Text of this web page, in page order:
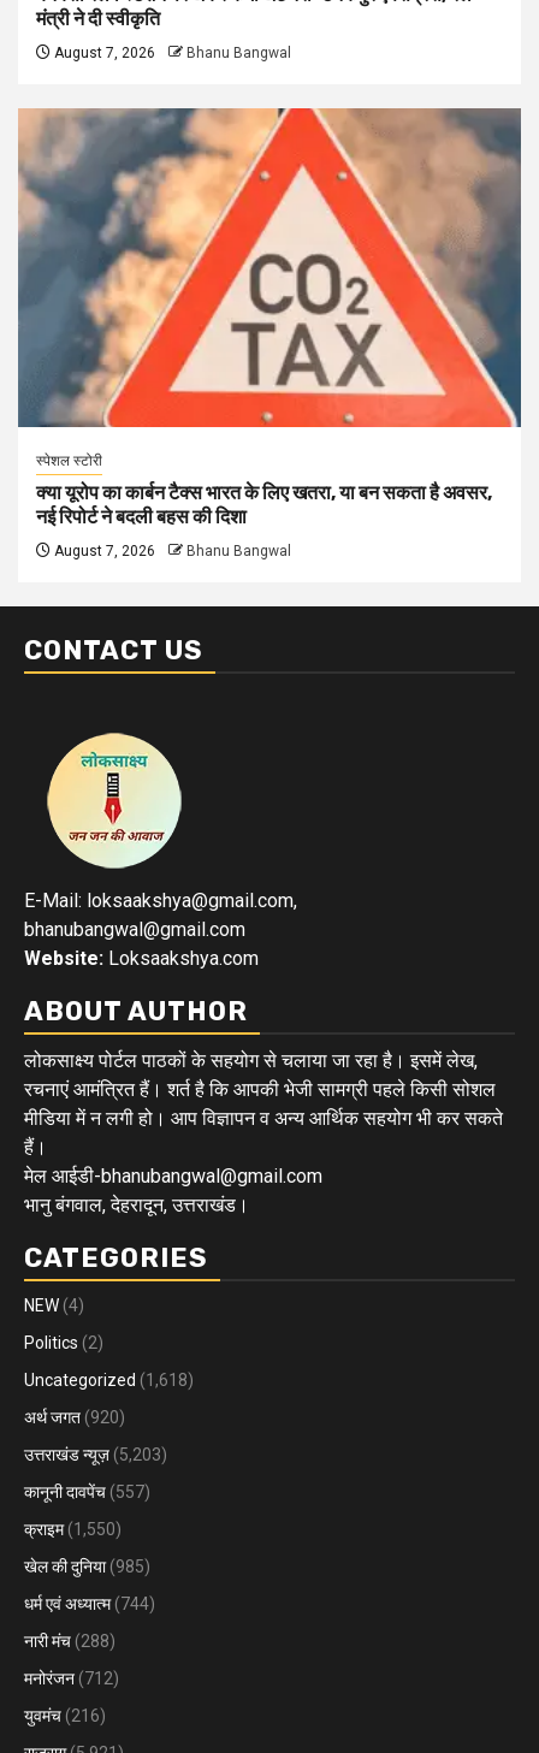
मंत्री ने दी स्वीकृति
August 7, 2026 Bhanu Bangwal
स्पेशल स्टोरी
क्या यूरोप का कार्बन टैक्स भारत के लिए खतरा, या बन सकता है अवसर,
नई रिपोर्ट ने बदली बहस की दिशा
August 7, 2026 Bhanu Bangwal
CONTACT US
E-Mail: loksaakshya@gmail.com,
bhanubangwal@gmail.com
Website: Loksaakshya.com
ABOUT AUTHOR
लोकसाक्ष्य पोर्टल पाठकों के सहयोग से चलाया जा रहा है। इसमें लेख,
रचनाएं आमंत्रित हैं। शर्त है कि आपकी भेजी सामग्री पहले किसी सोशल
मीडिया में न लगी हो। आप विज्ञापन व अन्य आर्थिक सहयोग भी कर सकते
हैं।
मेल आईडी-bhanubangwal@gmail.com
भानु बंगवाल, देहरादून, उत्तराखंड।
CATEGORIES
NEW (4)
Politics (2)
Uncategorized (1,618)
अर्थ जगत (920)
उत्तराखंड न्यूज़ (5,203)
कानूनी दावपेंच (557)
क्राइम(1,550)
खेल की दुनिया(985)
धर्म एवं अध्यात्म(744)
नारी मंच (288)
मनोरंजन (712)
युवमंच (216)